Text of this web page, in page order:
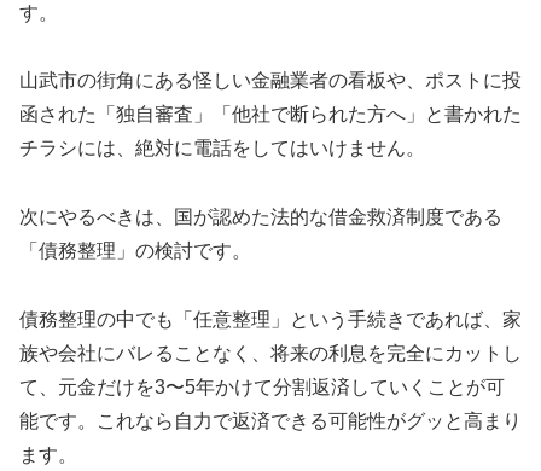
す。
山武市の街角にある怪しい金融業者の看板や、ポストに投
函された「独自審査」「他社で断られた方へ」と書かれた
チラシには、絶対に電話をしてはいけません。
次にやるべきは、国が認めた法的な借金救済制度である
「債務整理」の検討です。
債務整理の中でも「任意整理」という手続きであれば、家
族や会社にバレることなく、将来の利息を完全にカットし
て、元金だけを3〜5年かけて分割返済していくことが可
能です。これなら自力で返済できる可能性がグッと高まり
ます。